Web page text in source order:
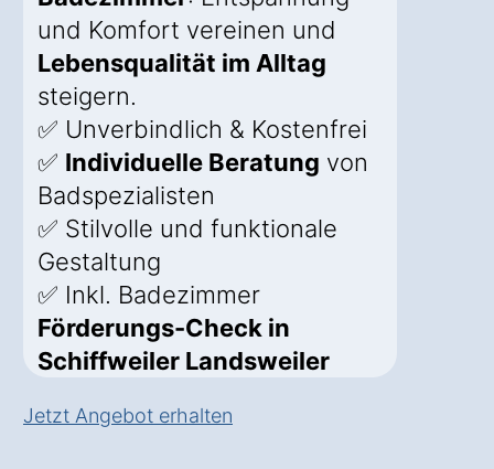
und Komfort vereinen und
Lebensqualität im Alltag
steigern.
✅ Unverbindlich & Kostenfrei
✅ Individuelle Beratung von
Badspezialisten
✅ Stilvolle und funktionale
Gestaltung
✅ Inkl. Badezimmer
Förderungs-Check in
Schiffweiler Landsweiler
Jetzt Angebot erhalten